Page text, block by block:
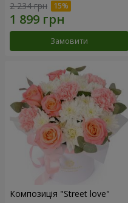
2 234 грн
Замовити
Композиція "Street love"